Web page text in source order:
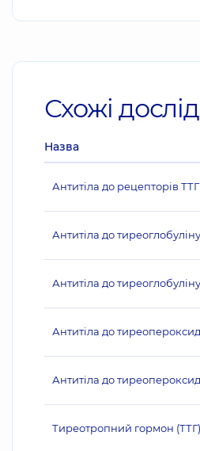
Схожі
Назва
Антитіла до рецепторів
Антитіла до
Антитіла до
Антитіла до
Антитіла до
Тиреотропний гормон